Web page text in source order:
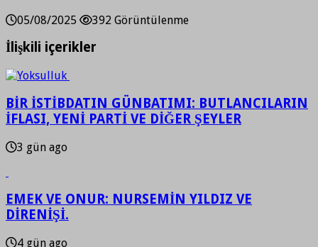
05/08/2025 392 Görüntülenme
İlişkili içerikler
BİR İSTİBDATIN GÜNBATIMI: BUTLANCILARIN
İFLASI, YENİ PARTİ VE DİĞER ŞEYLER
3 gün ago
EMEK VE ONUR: NURSEMİN YILDIZ VE
DİRENİŞİ.
4 gün ago